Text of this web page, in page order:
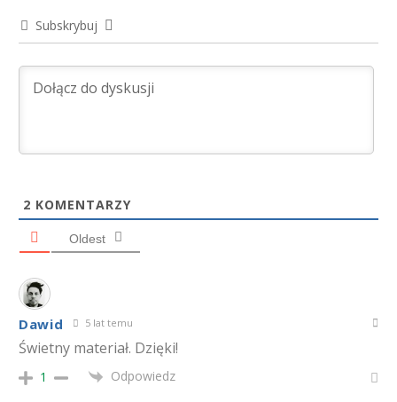
Subskrybuj
2 KOMENTARZY
Oldest
Dawid 5 lat temu
Świetny materiał. Dzięki!
1 Odpowiedz